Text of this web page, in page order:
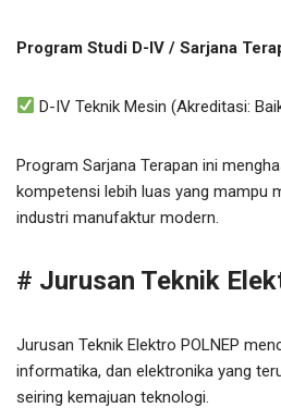
Program Studi D-IV / Sarjana
D-IV Teknik Mesin (Akreditasi:
Program Sarjana Terapan ini
kompetensi lebih luas yang mampu
industri manufaktur modern.
# Jurusan Teknik
Jurusan Teknik Elektro POLNEP
informatika, dan elektronika yang
seiring kemajuan teknologi.